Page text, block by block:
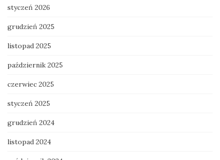
styczeń 2026
grudzień 2025
listopad 2025
październik 2025
czerwiec 2025
styczeń 2025
grudzień 2024
listopad 2024